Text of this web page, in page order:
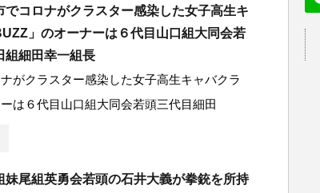
でコロナがクラスター感染した女子高生キ
」のオーナーは６代目山口組大同会若
組細田幸一組長
がクラスター感染した女子高生キャバクラ
は６代目山口組大同会若頭三代目細田
妹尾組英勇会若頭の石井大義が拳銃を所持